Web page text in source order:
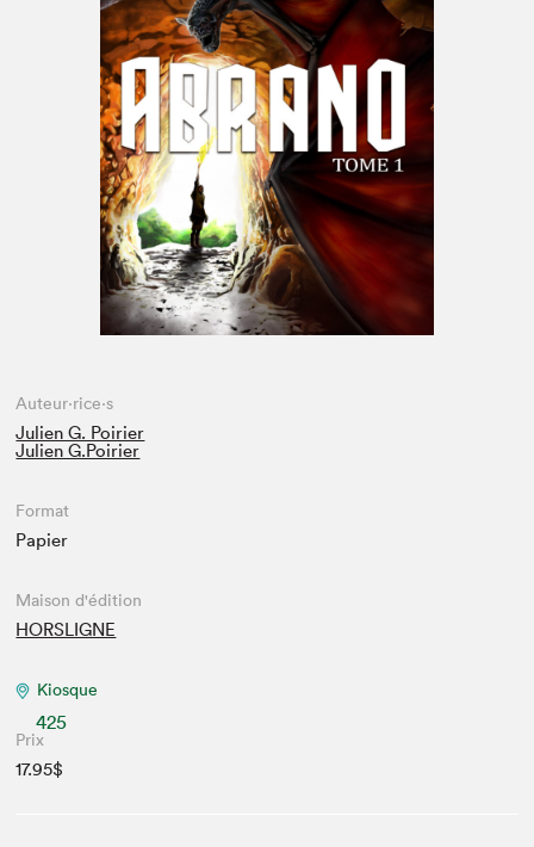
Espace enseignant·e·s
Espace pro
Auteur·rice·s
Julien G. Poirier
Julien G.Poirier
Format
Papier
Maison d'édition
HORSLIGNE
Kiosque
425
Prix
17.95$